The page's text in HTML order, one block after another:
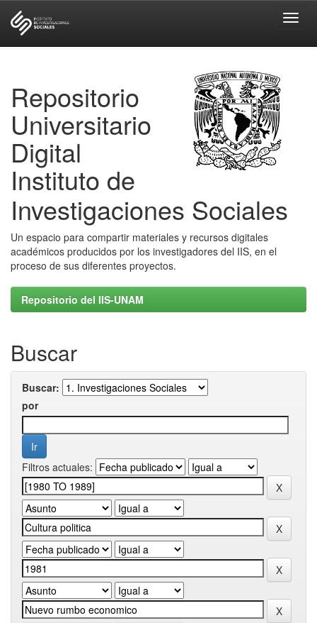
Repositorio
Universitario
Digital
Instituto de
Investigaciones Sociales
Un espacio para compartir materiales y recursos digitales
académicos producidos por los investigadores del IIS, en el
proceso de sus diferentes proyectos.
Repositorio del IIS-UNAM
Buscar
Buscar:
por
Filtros actuales: